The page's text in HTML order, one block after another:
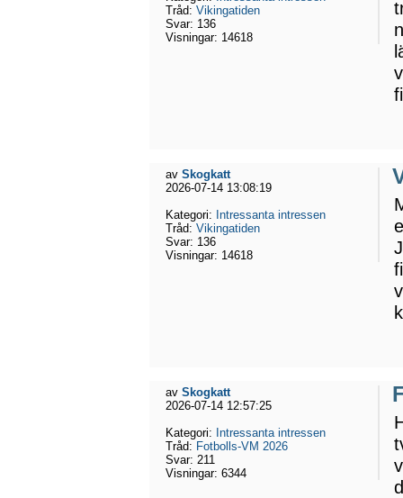
Tråd: Vikingatiden
Svar: 136
Visningar: 14618
av Skogkatt
2026-07-14 13:08:19
Kategori: Intressanta intressen
Tråd: Vikingatiden
Svar: 136
Visningar: 14618
av Skogkatt
2026-07-14 12:57:25
Kategori: Intressanta intressen
Tråd: Fotbolls-VM 2026
Svar: 211
Visningar: 6344